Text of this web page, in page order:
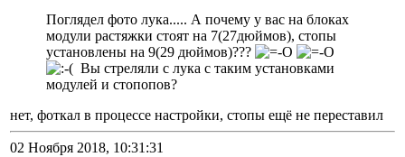
Поглядел фото лука..... А почему у вас на блоках
модули растяжки стоят на 7(27дюймов), стопы
установлены на 9(29 дюймов)???
Вы стреляли с лука с таким установками
модулей и стопопов?
нет, фоткал в процессе настройки, стопы ещё не переставил
02 Ноября 2018, 10:31:31